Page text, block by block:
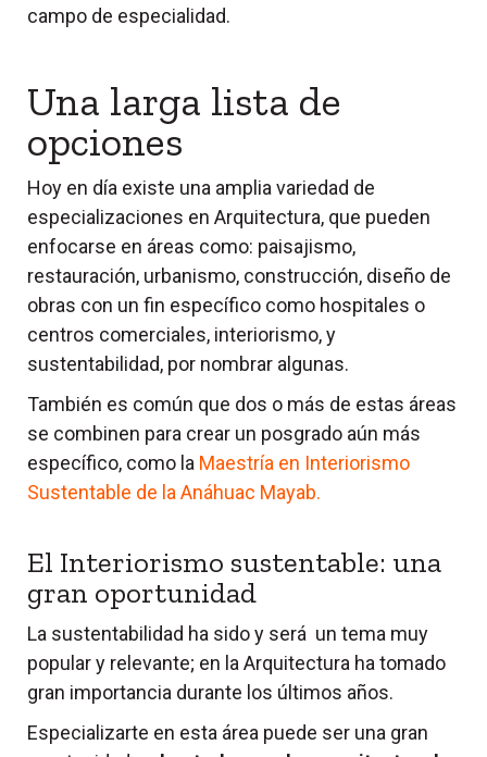
campo de especialidad.
Una larga lista de
opciones
Hoy en día existe una amplia variedad de
especializaciones en Arquitectura, que pueden
enfocarse en áreas como: paisajismo,
restauración, urbanismo, construcción, diseño de
obras con un fin específico como hospitales o
centros comerciales, interiorismo, y
sustentabilidad, por nombrar algunas.
También es común que dos o más de estas áreas
se combinen para crear un posgrado aún más
específico, como la Maestría en Interiorismo
Sustentable de la Anáhuac Mayab.
El Interiorismo sustentable: una
gran oportunidad
La sustentabilidad ha sido y será un tema muy
popular y relevante; en la Arquitectura ha tomado
gran importancia durante los últimos años.
Especializarte en esta área puede ser una gran